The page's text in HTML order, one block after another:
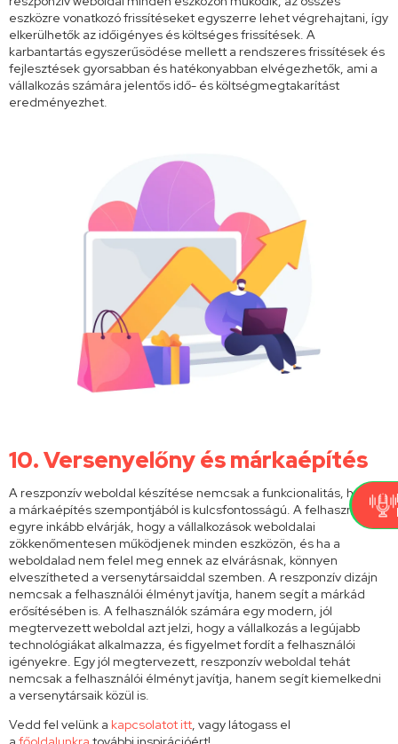
eszközre vonatkozó frissítéseket egyszerre lehet végrehajtani, így
elkerülhetők az időigényes és költséges frissítések. A
karbantartás egyszerűsödése mellett a rendszeres frissítések és
fejlesztések gyorsabban és hatékonyabban elvégezhetők, ami a
vállalkozás számára jelentős idő- és költségmegtakarítást
eredményezhet.
10. Versenyelőny és márkaépítés
A reszponzív weboldal készítése nemcsak a funkcionalitás, hanem
a márkaépítés szempontjából is kulcsfontosságú. A felhasználók
egyre inkább elvárják, hogy a vállalkozások weboldalai
zökkenőmentesen működjenek minden eszközön, és ha a
weboldalad nem felel meg ennek az elvárásnak, könnyen
elveszítheted a versenytársaiddal szemben. A reszponzív dizájn
nemcsak a felhasználói élményt javítja, hanem segít a márkád
erősítésében is. A felhasználók számára egy modern, jól
megtervezett weboldal azt jelzi, hogy a vállalkozás a legújabb
technológiákat alkalmazza, és figyelmet fordít a felhasználói
igényekre. Egy jól megtervezett, reszponzív weboldal tehát
nemcsak a felhasználói élményt javítja, hanem segít kiemelkedni
a versenytársaik közül is.
Vedd fel velünk a kapcsolatot itt, vagy látogass el